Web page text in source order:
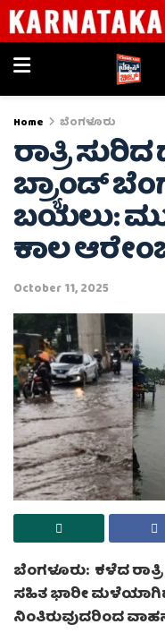
Home ಬೆಂಗಳೂರು
ರಾತ್ರಿ
ಬ್ರ್ಯಾಂಡ್
ಬಯಲು:
ಕಾಲ
October 11, 2025
ಬೆಂಗಳೂರು: ಕಳೆದ
ಸಹಿತ ಭಾರೀ
ನಿಂತಿರುವುದರಿಂದ